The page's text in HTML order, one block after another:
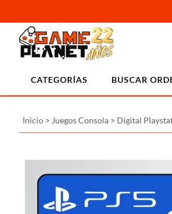
CATEGORÍAS BUSCAR
Inicio > Juegos Consola > Digital